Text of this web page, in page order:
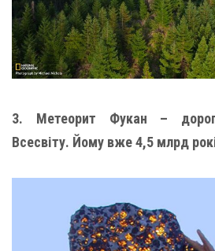
3. Метеорит Фукан –
Всесвіту. Йому вже 4,5 млрд